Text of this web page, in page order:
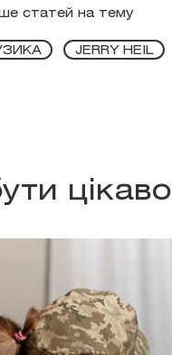
статей на тему
JERRY HEIL
цікаво